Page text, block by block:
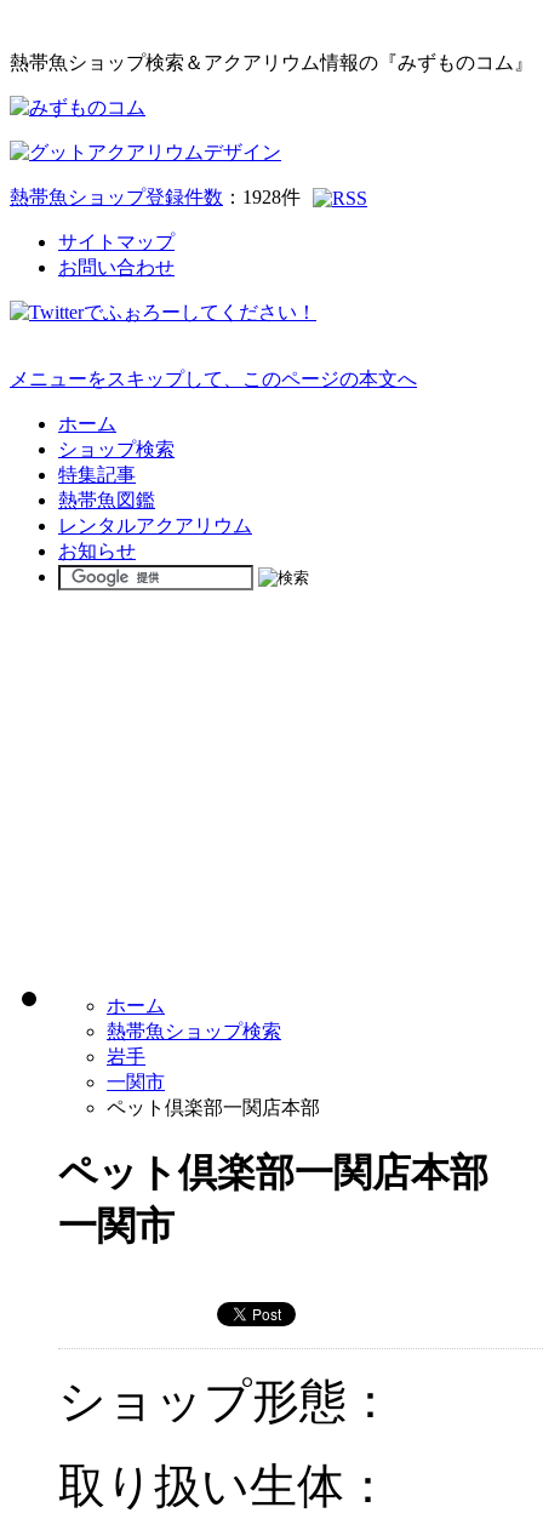
熱帯魚ショップ検索＆アクアリウム情報の『みずものコム』
熱帯魚ショップ登録件数 ： 1928件
サイトマップ
お問い合わせ
メニューをスキップして、このページの本文へ
ホーム
ショップ検索
特集記事
熱帯魚図鑑
レンタルアクアリウム
お知らせ
ホーム
熱帯魚ショップ検索
岩手
一関市
ペット倶楽部一関店本部
ペット倶楽部一関店本部
一関市
ショップ形態：
取り扱い生体：